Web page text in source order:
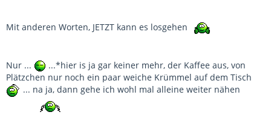
Mit anderen Worten, JETZT kann es losgehen
Nur ...
...*hier is ja gar keiner mehr, der Kaffee aus, von
Plätzchen nur noch ein paar weiche Krümmel auf dem Tisch
... na ja, dann gehe ich wohl mal alleine weiter nähen